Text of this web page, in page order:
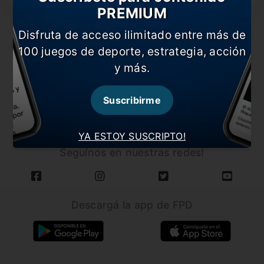
CARGAR MÁS NOTICIAS
Seguínos en nuestras redes!
YA ESTOY SUSCRIPTO!
PREMIUM
Disfruta de acceso ilimitado entre más de
100 juegos de deporte, estrategia, acción
y más.
Suscribirme